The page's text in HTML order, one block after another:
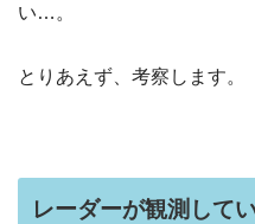
い…。
とりあえず、考察します。
レーダーが観測して